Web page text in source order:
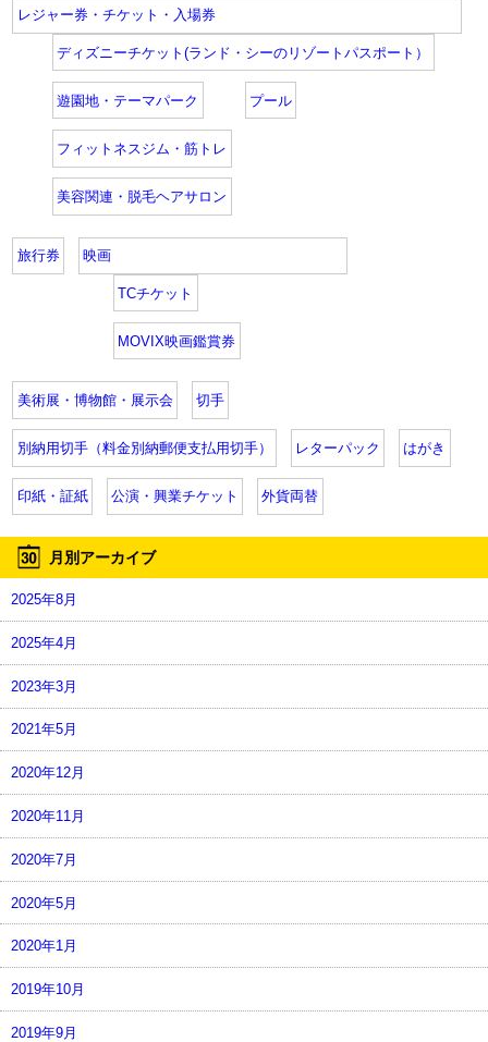
レジャー券・チケット・入場券
ディズニーチケット(ランド・シーのリゾートパスポート）
遊園地・テーマパーク プール
フィットネスジム・筋トレ
美容関連・脱毛ヘアサロン
旅行券 映画
TCチケット
MOVIX映画鑑賞券
美術展・博物館・展示会 切手
別納用切手（料金別納郵便支払用切手） レターパック はがき
印紙・証紙 公演・興業チケット 外貨両替
月別アーカイブ
2025年8月
2025年4月
2023年3月
2021年5月
2020年12月
2020年11月
2020年7月
2020年5月
2020年1月
2019年10月
2019年9月